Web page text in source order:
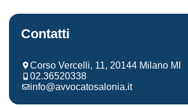
Contatti
Corso Vercelli, 11, 20144 Milano MI
02.36520338
info@avvocatosalonia.it